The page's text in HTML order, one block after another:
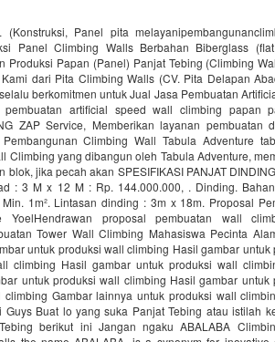
(Konstruksi, Panel pita
Panel Climbing Walls Berbahan Biberglass
Papan (Panel) Panjat Tebing (Climbing
dari Pita Climbing Walls (CV. Pita Delapan
berkomitmen untuk Jual Jasa Pembuatan
artificial speed wall climbing papan
ZAP Service, Memberikan layanan pembuatan
Climbing Wall Tabula Adventure
Climbing yang dibangun oleh Tabula Adventure,
jika pecah akan SPESIFIKASI PANJAT
: 3 M x 12 M : Rp. 144.000.000, . Dinding.
1m². Lintasan dinding : 3m x 18m. Proposal
YoelHendrawan proposal pembuatan wall
Tower Wall Climbing Mahasiswa Pecinta
untuk produksi wall climbing Hasil gambar untuk
climbing Hasil gambar untuk produksi wall
untuk produksi wall climbing Hasil gambar untuk
Gambar lainnya untuk produksi wall
Buat lo yang suka Panjat Tebing atau istilah
berikut ini Jangan ngaku ABALABA